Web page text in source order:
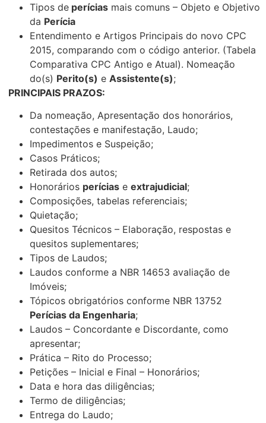
Tipos de perícias mais comuns – Objeto e Objetivo
da Perícia
Entendimento e Artigos Principais do novo CPC
2015, comparando com o código anterior. (Tabela
Comparativa CPC Antigo e Atual). Nomeação
do(s) Perito(s) e Assistente(s);
PRINCIPAIS PRAZOS:
Da nomeação, Apresentação dos honorários,
contestações e manifestação, Laudo;
Impedimentos e Suspeição;
Casos Práticos;
Retirada dos autos;
Honorários perícias e extrajudicial;
Composições, tabelas referenciais;
Quietação;
Quesitos Técnicos – Elaboração, respostas e
quesitos suplementares;
Tipos de Laudos;
Laudos conforme a NBR 14653 avaliação de
Imóveis;
Tópicos obrigatórios conforme NBR 13752
Perícias da Engenharia;
Laudos – Concordante e Discordante, como
apresentar;
Prática – Rito do Processo;
Petições – Inicial e Final – Honorários;
Data e hora das diligências;
Termo de diligências;
Entrega do Laudo;